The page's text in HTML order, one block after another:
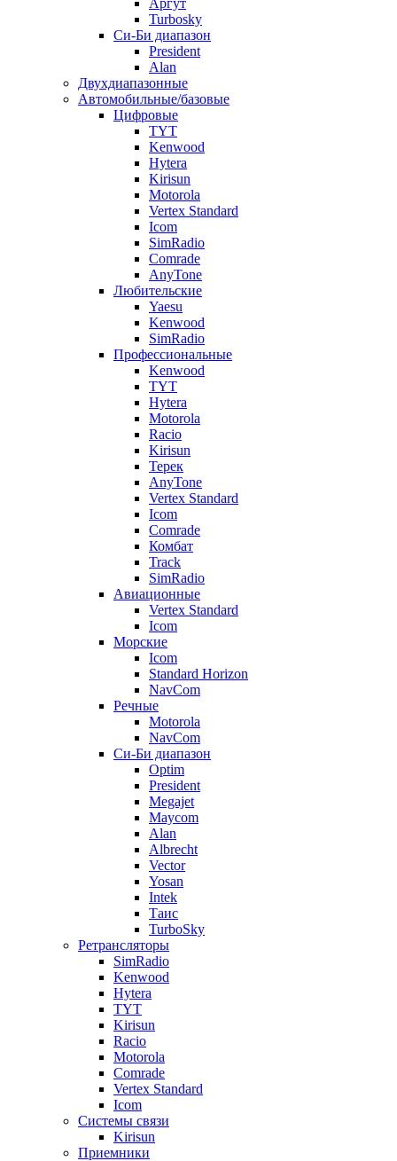
Turbosky
Си-Би диапазон
President
Alan
Двухдиапазонные
Автомобильные/базовые
Цифровые
TYT
Kenwood
Hytera
Kirisun
Motorola
Vertex Standard
Icom
SimRadio
Comrade
AnyTone
Любительские
Yaesu
Kenwood
SimRadio
Профессиональные
Kenwood
TYT
Hytera
Motorola
Racio
Kirisun
Терек
AnyTone
Vertex Standard
Icom
Comrade
Комбат
Track
SimRadio
Авиационные
Vertex Standard
Icom
Морские
Icom
Standard Horizon
NavCom
Речные
Motorola
NavCom
Си-Би диапазон
Optim
President
Megajet
Maycom
Alan
Albrecht
Vector
Yosan
Intek
Таис
TurboSky
Ретрансляторы
SimRadio
Kenwood
Hytera
TYT
Kirisun
Racio
Motorola
Comrade
Vertex Standard
Icom
Системы связи
Kirisun
Приемники